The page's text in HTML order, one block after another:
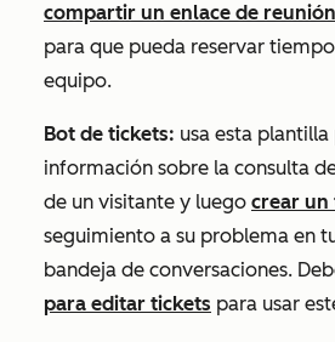
compartir un enlace de reunión
para que pueda reservar
equipo.
Bot de tickets: usa esta
información sobre la consulta
de un visitante y luego crear un
seguimiento a su problema en
bandeja de conversaciones.
para editar tickets para usar